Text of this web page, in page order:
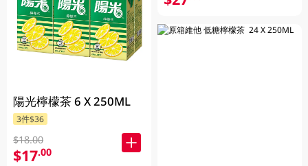
陽光檸檬茶 6 X 250ML
3件$36
$18.00
$17.00